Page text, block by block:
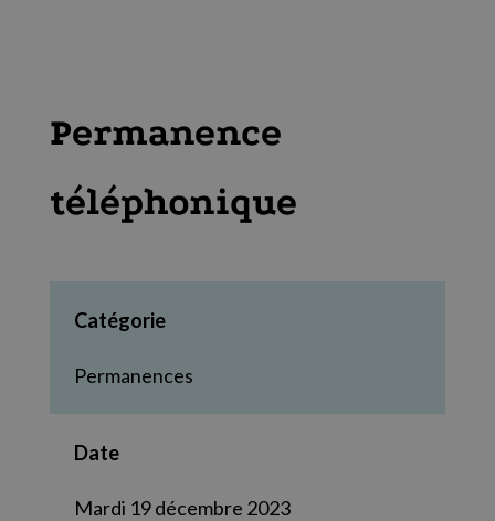
Permanence
téléphonique
Catégorie
Permanences
Date
Mardi 19 décembre 2023